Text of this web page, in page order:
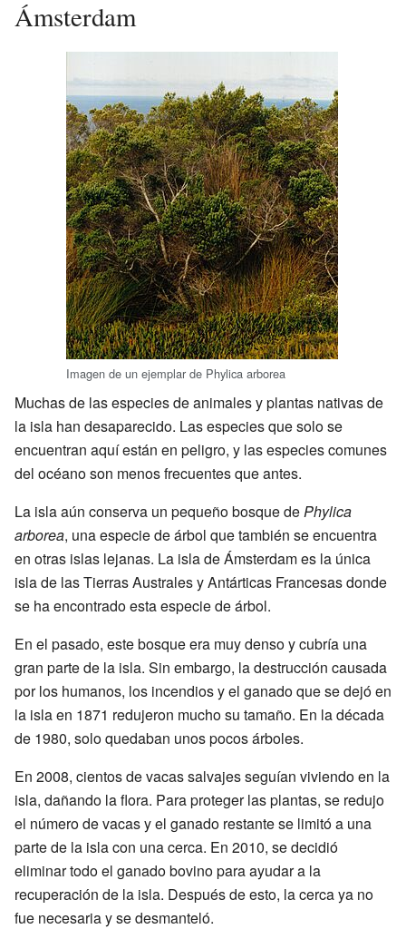
Ámsterdam
Imagen de un ejemplar de Phylica arborea
Muchas de las especies de animales y plantas nativas de
la isla han desaparecido. Las especies que solo se
encuentran aquí están en peligro, y las especies comunes
del océano son menos frecuentes que antes.
La isla aún conserva un pequeño bosque dePhylica
arborea, una especie de árbol que también se encuentra
en otras islas lejanas. La isla de Ámsterdam es la única
isla de las Tierras Australes y Antárticas Francesas donde
se ha encontrado esta especie de árbol.
En el pasado, este bosque era muy denso y cubría una
gran parte de la isla. Sin embargo, la destrucción causada
por los humanos, los incendios y el ganado que se dejó en
la isla en 1871 redujeron mucho su tamaño. En la década
de 1980, solo quedaban unos pocos árboles.
En 2008, cientos de vacas salvajes seguían viviendo en la
isla, dañando la flora. Para proteger las plantas, se redujo
el número de vacas y el ganado restante se limitó a una
parte de la isla con una cerca. En 2010, se decidió
eliminar todo el ganado bovino para ayudar a la
recuperación de la isla. Después de esto, la cerca ya no
fue necesaria y se desmanteló.